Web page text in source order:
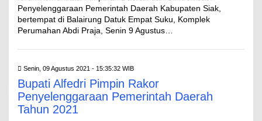
Penyelenggaraan Pemerintah Daerah Kabupaten Siak,
bertempat di Balairung Datuk Empat Suku, Komplek
Perumahan Abdi Praja, Senin 9 Agustus…
Senin, 09 Agustus 2021 - 15:35:32 WIB
Bupati Alfedri Pimpin Rakor
Penyelenggaraan Pemerintah Daerah
Tahun 2021